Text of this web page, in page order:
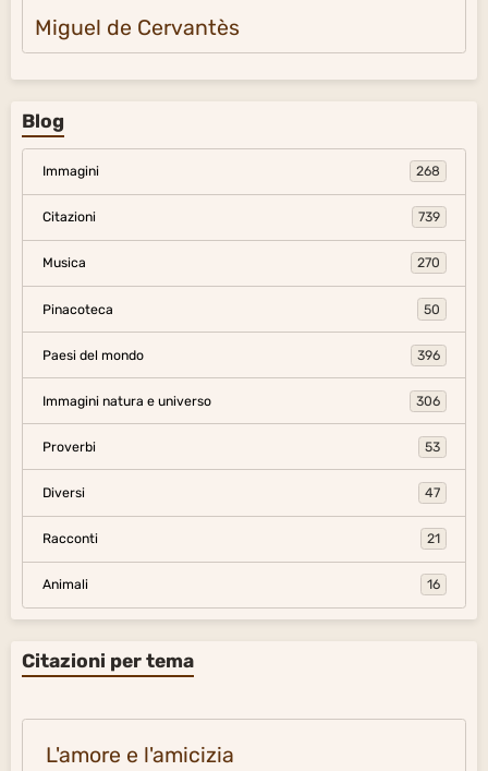
Miguel de Cervantès
Blog
Immagini 268
Citazioni 739
Musica 270
Pinacoteca 50
Paesi del mondo 396
Immagini natura e universo 306
Proverbi 53
Diversi 47
Racconti 21
Animali 16
Citazioni per tema
L'amore e l'amicizia